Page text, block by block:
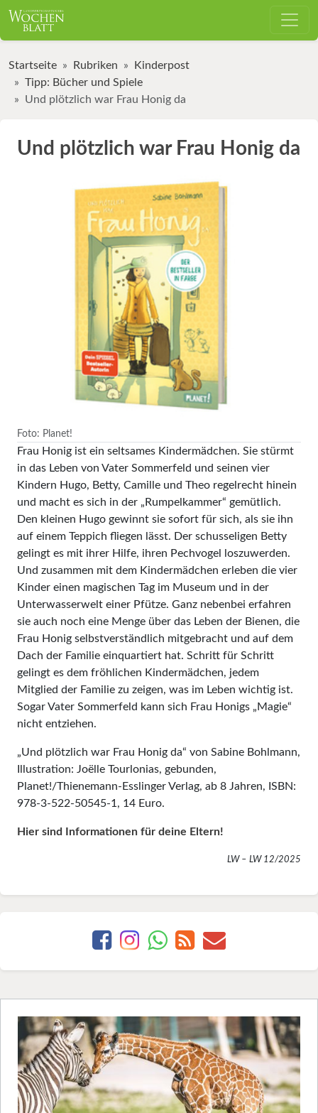
Startseite Rubriken
Kinderpost
Tipp: Bücher und Spiele
Und plötzlich war Frau Honig da
Und plötzlich war Frau Honig da
Foto: Planet!
Frau Honig ist ein seltsames Kindermädchen. Sie stürmt
in das Leben von Vater Sommerfeld und seinen vier
Kindern Hugo, Betty, Camille und Theo regelrecht hinein
und macht es sich in der „Rumpelkammer“ gemütlich.
Den kleinen Hugo gewinnt sie sofort für sich, als sie ihn
auf einem Teppich fliegen lässt. Der schusseligen Betty
gelingt es mit ihrer Hilfe, ihren Pechvogel loszuwerden.
Und zusammen mit dem Kindermädchen erleben die vier
Kinder einen magischen Tag im Museum und in der
Unterwasserwelt einer Pfütze. Ganz nebenbei erfahren
sie auch noch eine Menge über das Leben der Bienen, die
Frau Honig selbstverständlich mitgebracht und auf dem
Dach der Familie einquartiert hat. Schritt für Schritt
gelingt es dem fröhlichen Kindermädchen, jedem
Mitglied der Familie zu zeigen, was im Leben wichtig ist.
Sogar Vater Sommerfeld kann sich Frau Honigs „Magie“
nicht entziehen.
„Und plötzlich war Frau Honig da“ von Sabine Bohlmann,
Illustration: Joëlle Tourlonias, gebunden,
Planet!/Thienemann-Esslinger Verlag, ab 8 Jahren, ISBN:
978-3-522-50545-1, 14 Euro.
Hier sind Informationen für deine Eltern!
LW – LW 12/2025